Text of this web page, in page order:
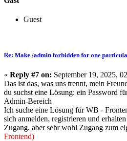
Guest
Re: Make /admin forbidden for one
« Reply #7 on: September 19, 2025,
Das ist das, was uns trennt, mein
du suchst eine Lösung: ein Password
Admin-Bereich
Ich suche eine Lösung für WB -
sich anmelden, registrieren und
Zugang, aber sehr wohl Zugang zum
Frontend)